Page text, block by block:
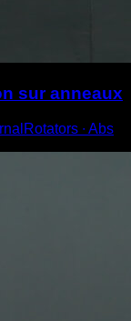
sur anneaux
∙ Abs